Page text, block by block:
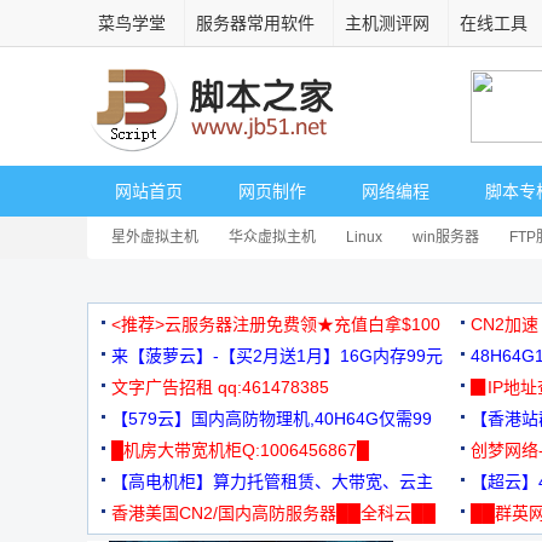
菜鸟学堂 服务器常用软件 主机测评网 在线工具
网站首页 网页制作 网络编程 脚本专
星外虚拟主机 华众虚拟主机 Linux win服务器 FTP
<推荐>云服务器注册免费领★充值白拿$100
CN2加
来【菠萝云】-【买2月送1月】16G内存99元
3000+
文字广告招租 qq:461478385
▉IP地
【579云】国内高防物理机,40H64G仅需99
元
【香港
█机房大带宽机柜Q:1006456867█
创梦网
88元/月
【高电机柜】算力托管租赁、大带宽、云主
机
【超云
香港美国CN2/国内高防服务器██全科云██
██群英